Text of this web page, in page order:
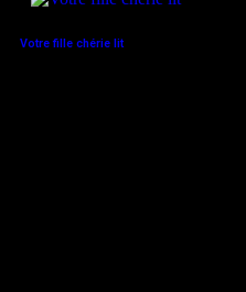
Votre fille chérie lit